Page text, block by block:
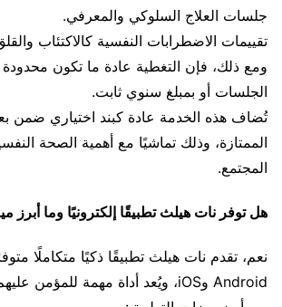
جلسات العلاج السلوكي والمعرفي.
تقييمات الاضطرابات النفسية كالاكتئاب
ومع ذلك، فإن التغطية عادة ما تكون
الجلسات أو بمبلغ سنوي ثابت.
تُضاف هذه الخدمة عادة كبند اختياري ضمن
الممتازة، وذلك تماشيًا مع أهمية الصحة
المجتمع.
هل توفر نات هيلث تطبيقًا إلكترونيًا وما أبرز
نعم، تقدم نات هيلث تطبيقًا ذكيًا متكاملًا
Android وiOS، ويُعد أداة مهمة للمؤمن عليهم.